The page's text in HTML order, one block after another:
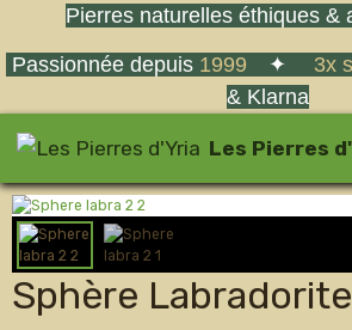
Pierres naturelles éthiques &
Passionnée depuis 1999 ✦ 3x
& Klarna
Les Pierres
Sphère